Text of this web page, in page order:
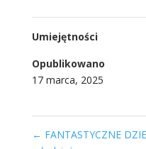
Umiejętności
Opublikowano
17 marca, 2025
← FANTASTYCZNE